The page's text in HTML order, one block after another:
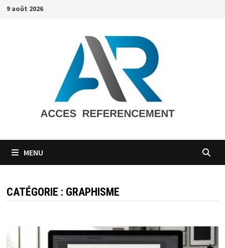
Passer
9 août 2026
MENU
CATÉGORIE : GRAPHISME